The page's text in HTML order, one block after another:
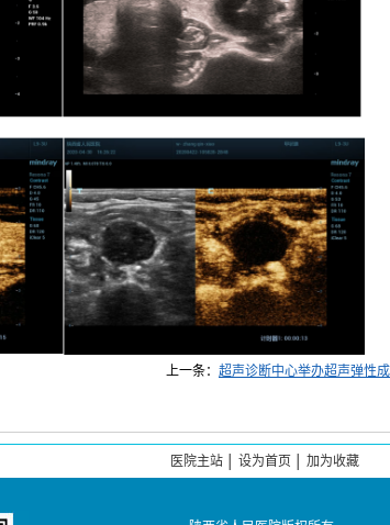
上一条： 超声诊断中心举办超声弹性
医院主站 设为首页 加为收藏